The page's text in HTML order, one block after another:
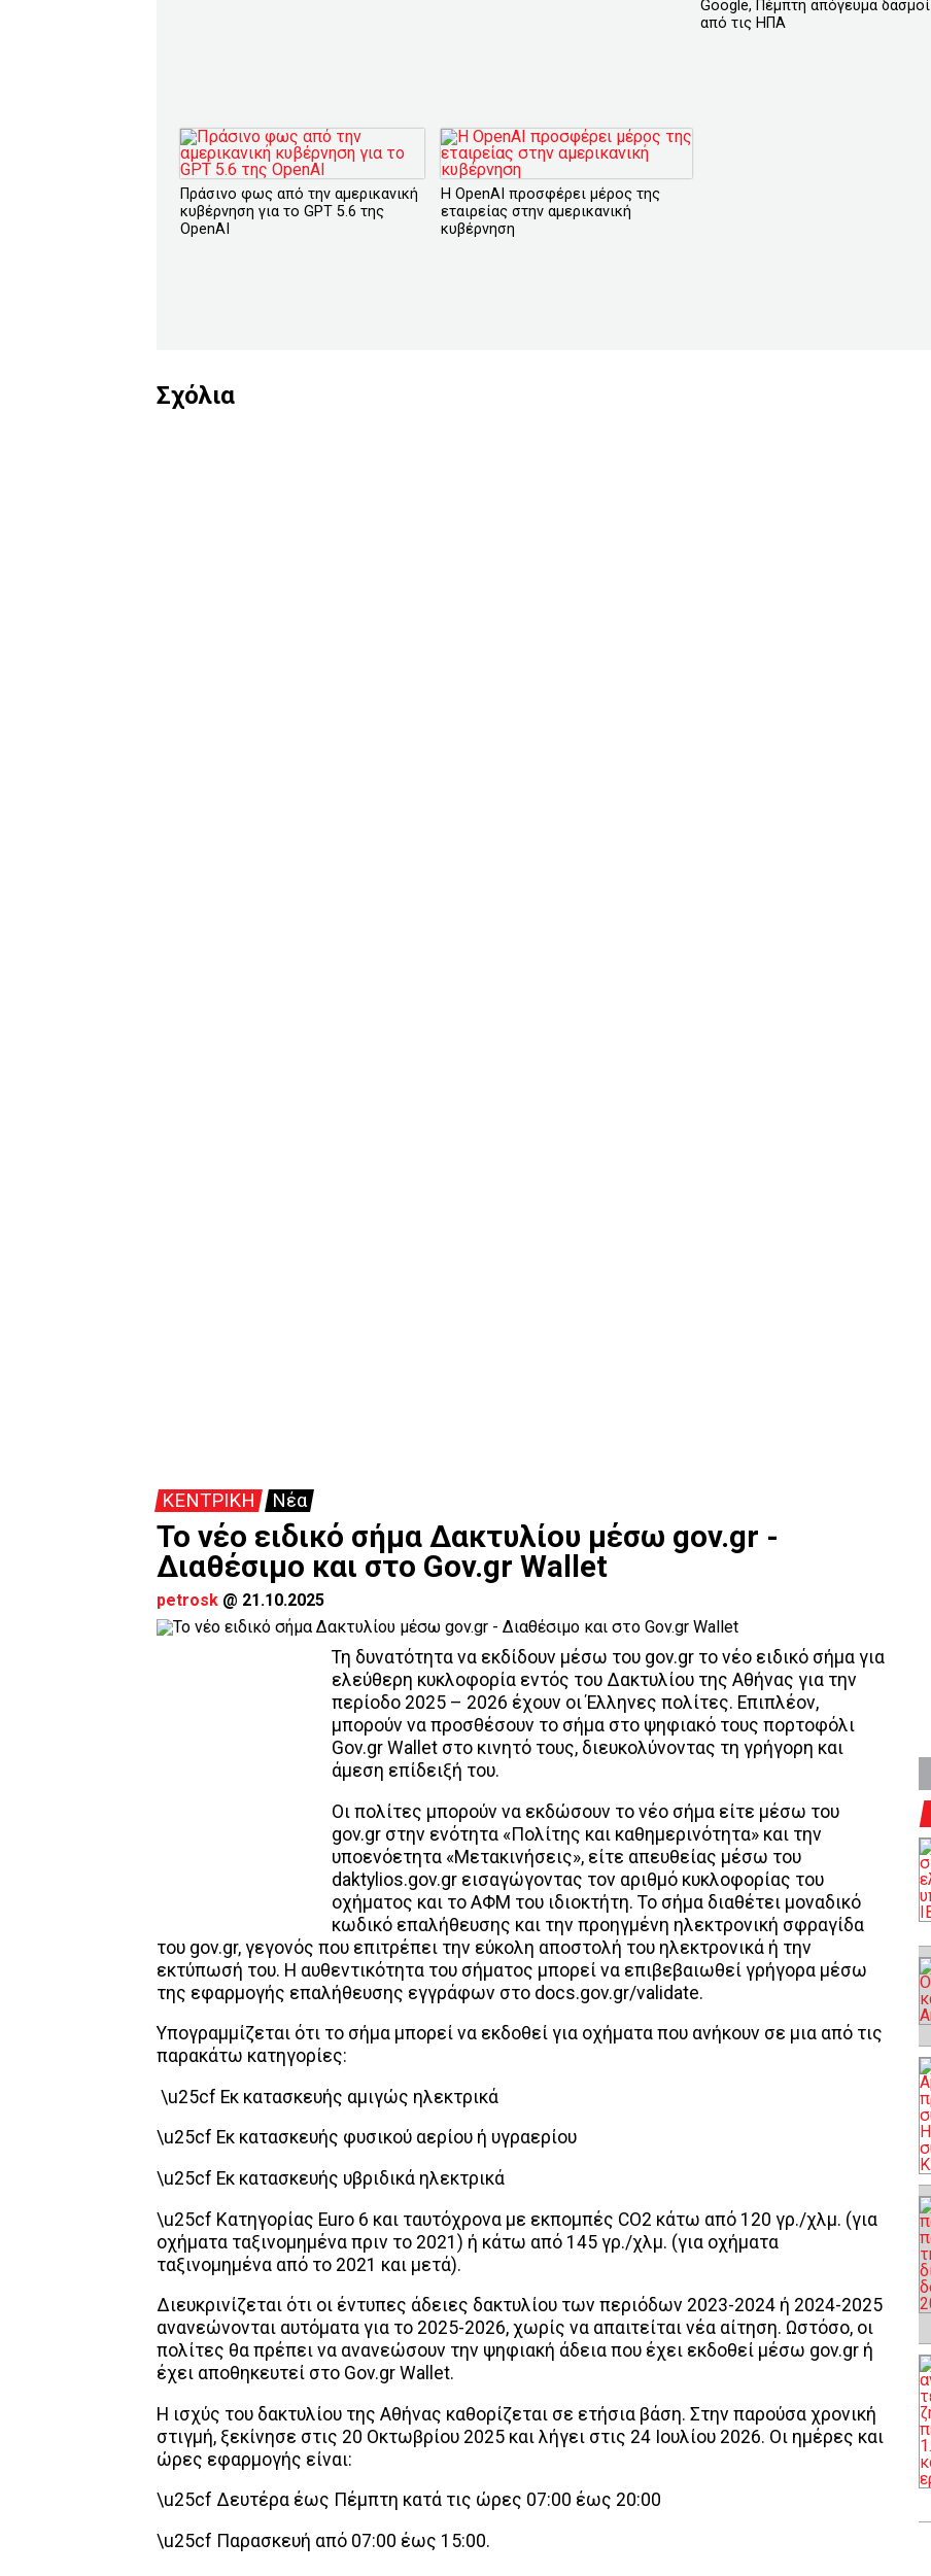
Google, Πέμπτη απόγευμα δασμοί
από τις ΗΠΑ
Πράσινο φως από την αμερικανική
κυβέρνηση για το GPT 5.6 της
OpenAI
Η OpenAI προσφέρει μέρος της
εταιρείας στην αμερικανική
κυβέρνηση
Σχόλια
ΚΕΝΤΡΙΚΗ Νέα
Το νέο ειδικό σήμα Δακτυλίου μέσω gov.gr -
Διαθέσιμο και στο Gov.gr Wallet
petrosk @ 21.10.2025
Τη δυνατότητα να εκδίδουν μέσω του gov.gr το νέο ειδικό σήμα για
ελεύθερη κυκλοφορία εντός του Δακτυλίου της Αθήνας για την
περίοδο 2025 – 2026 έχουν οι Έλληνες πολίτες. Επιπλέον,
μπορούν να προσθέσουν το σήμα στο ψηφιακό τους πορτοφόλι
Gov.gr Wallet στο κινητό τους, διευκολύνοντας τη γρήγορη και
άμεση επίδειξή του.
Οι πολίτες μπορούν να εκδώσουν το νέο σήμα είτε μέσω του
gov.gr στην ενότητα «Πολίτης και καθημερινότητα» και την
υποενόετητα «Μετακινήσεις», είτε απευθείας μέσω του
daktylios.gov.gr εισαγώγοντας τον αριθμό κυκλοφορίας του
οχήματος και το ΑΦΜ του ιδιοκτήτη. Το σήμα διαθέτει μοναδικό
κωδικό επαλήθευσης και την προηγμένη ηλεκτρονική σφραγίδα
του gov.gr, γεγονός που επιτρέπει την εύκολη αποστολή του ηλεκτρονικά ή την
εκτύπωσή του. Η αυθεντικότητα του σήματος μπορεί να επιβεβαιωθεί γρήγορα μέσω
της εφαρμογής επαλήθευσης εγγράφων στο docs.gov.gr/validate.
Υπογραμμίζεται ότι το σήμα μπορεί να εκδοθεί για οχήματα που ανήκουν σε μια από τις
παρακάτω κατηγορίες:
\u25cf Εκ κατασκευής αμιγώς ηλεκτρικά
\u25cf Εκ κατασκευής φυσικού αερίου ή υγραερίου
\u25cf Εκ κατασκευής υβριδικά ηλεκτρικά
\u25cf Κατηγορίας Euro 6 και ταυτόχρονα με εκπομπές CO2 κάτω από 120 γρ./χλμ. (για
οχήματα ταξινομημένα πριν το 2021) ή κάτω από 145 γρ./χλμ. (για οχήματα
ταξινομημένα από το 2021 και μετά).
Διευκρινίζεται ότι οι έντυπες άδειες δακτυλίου των περιόδων 2023-2024 ή 2024-2025
ανανεώνονται αυτόματα για το 2025-2026, χωρίς να απαιτείται νέα αίτηση. Ωστόσο, οι
πολίτες θα πρέπει να ανανεώσουν την ψηφιακή άδεια που έχει εκδοθεί μέσω gov.gr ή
έχει αποθηκευτεί στο Gov.gr Wallet.
Η ισχύς του δακτυλίου της Αθήνας καθορίζεται σε ετήσια βάση. Στην παρούσα χρονική
στιγμή, ξεκίνησε στις 20 Οκτωβρίου 2025 και λήγει στις 24 Ιουλίου 2026. Οι ημέρες και
ώρες εφαρμογής είναι:
\u25cf Δευτέρα έως Πέμπτη κατά τις ώρες 07:00 έως 20:00
\u25cf Παρασκευή από 07:00 έως 15:00.